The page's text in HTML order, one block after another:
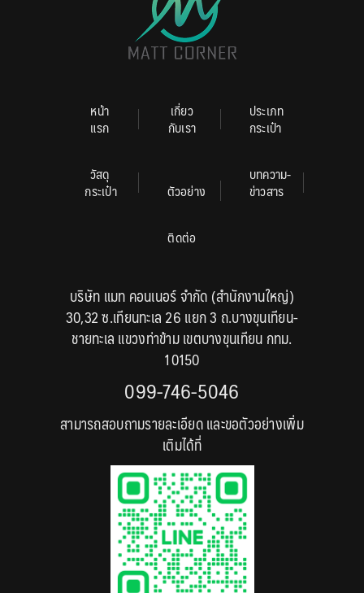
หน้า
แรก
เกี่ยว
กับเรา
ประเภท
กระเป๋า
วัสดุ
กระเป๋า ตัวอย่าง
บทความ-
ข่าวสาร
ติดต่อ
บริษัท แมท คอนเนอร์ จำกัด (สำนักงานใหญ่)
30,32 ซ.เทียนทะเล 26 แยก 3 ถ.บางขุนเทียน-
ชายทะเล แขวงท่าข้าม เขตบางขุนเทียน กทม.
10150
099-746-5046
สามารถสอบถามรายละเอียด และขอตัวอย่างเพิ่ม
เติมได้ที่